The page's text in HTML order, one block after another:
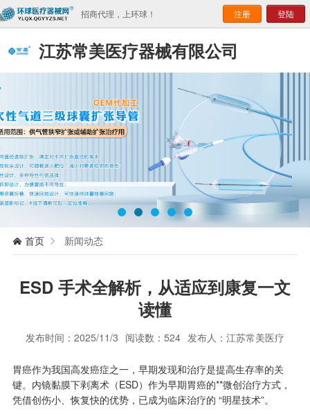
招商代理，上环球！ 注册 登陆
江苏常美医疗器械有限公司
 首页  新闻动态
ESD 手术全解析，从适应到康复一文
读懂
发布时间：2025/11/3 阅读数：524 发布人：江苏常美医疗
胃癌作为我国高发癌症之一，早期发现和治疗是提高生存率的关
键。内镜黏膜下剥离术（ESD）作为早期胃癌的**微创治疗方式，
凭借创伤小、恢复快的优势，已成为临床治疗的 “明星技术”。